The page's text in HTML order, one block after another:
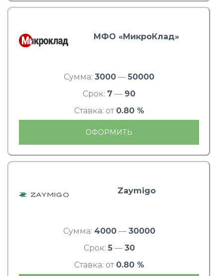
МФО «МикроКлад»
Сумма: 3000 — 50000
Срок: 7 — 90
Ставка: от 0.80 %
ОФОРМИТЬ
Zaymigo
Сумма: 4000— 30000
Срок: 5— 30
Ставка: от 0.80 %